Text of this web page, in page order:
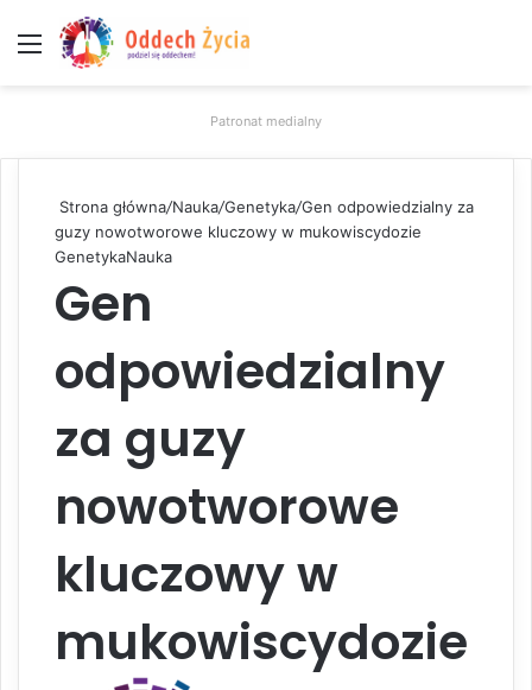
Menu
Patronat medialny
Strona główna/Nauka/Genetyka/Gen odpowiedzialny za
guzy nowotworowe kluczowy w mukowiscydozie
GenetykaNauka
Gen
odpowiedzialny
za guzy
nowotworowe
kluczowy w
mukowiscydozie